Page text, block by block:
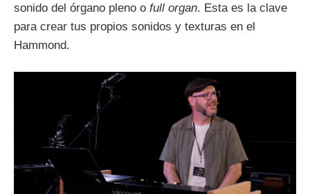
sonido del órgano pleno o full organ. Esta es la clave
para crear tus propios sonidos y texturas en el
Hammond.